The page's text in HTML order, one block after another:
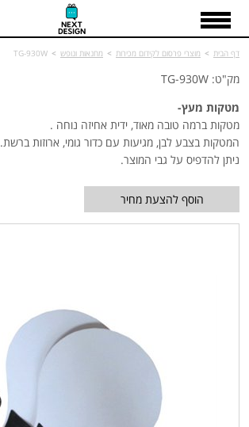
דף הבית > מוצרי פרסום לקידום מכירות > מחנאות ונופש >
TG-930W
מק"ט: TG-930W
מטקות מעץ-
מטקות ברמה טובה מאוד, ידית אחיזה נוחה .
המטקות בצבע לבן, מגיעות עם כדור גומי, ארוזות ברשת.
ניתן להדפיס על גבי המוצר.
הוסף להצעת מחיר